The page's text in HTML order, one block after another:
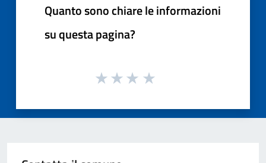
Quanto sono chiare le informazioni
su questa pagina?